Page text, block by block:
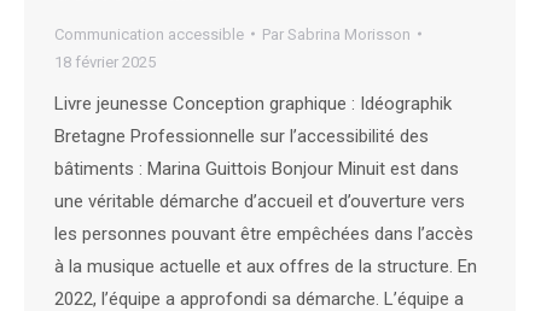
Communication accessible Par Sabrina Morisson
18 février 2025
Livre jeunesse Conception graphique : Idéographik
Bretagne Professionnelle sur l’accessibilité des
bâtiments : Marina Guittois Bonjour Minuit est dans
une véritable démarche d’accueil et d’ouverture vers
les personnes pouvant être empêchées dans l’accès
à la musique actuelle et aux offres de la structure. En
2022, l’équipe a approfondi sa démarche. L’équipe a